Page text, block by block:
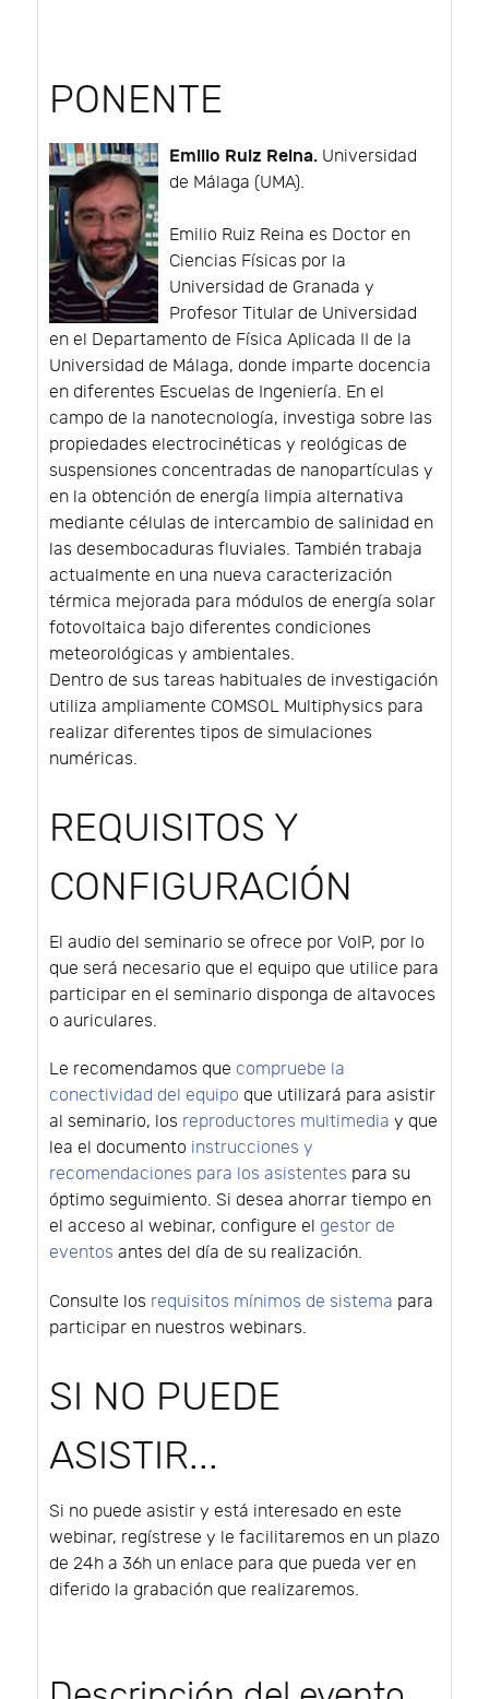
PONENTE
Emilio Ruiz Reina. Universidad
de Málaga (UMA).
Emilio Ruiz Reina es Doctor en
Ciencias Físicas por la
Universidad de Granada y
Profesor Titular de Universidad
en el Departamento de Física Aplicada II de la
Universidad de Málaga, donde imparte docencia
en diferentes Escuelas de Ingeniería. En el
campo de la nanotecnología, investiga sobre las
propiedades electrocinéticas y reológicas de
suspensiones concentradas de nanopartículas y
en la obtención de energía limpia alternativa
mediante células de intercambio de salinidad en
las desembocaduras fluviales. También trabaja
actualmente en una nueva caracterización
térmica mejorada para módulos de energía solar
fotovoltaica bajo diferentes condiciones
meteorológicas y ambientales.
Dentro de sus tareas habituales de investigación
utiliza ampliamente COMSOL Multiphysics para
realizar diferentes tipos de simulaciones
numéricas.
REQUISITOS Y
CONFIGURACIÓN
El audio del seminario se ofrece por VoIP, por lo
que será necesario que el equipo que utilice para
participar en el seminario disponga de altavoces
o auriculares.
Le recomendamos que compruebe la
conectividad del equipo que utilizará para asistir
al seminario, los reproductores multimedia y que
lea el documento instrucciones y
recomendaciones para los asistentes para su
óptimo seguimiento. Si desea ahorrar tiempo en
el acceso al webinar, configure el gestor de
eventos antes del día de su realización.
Consulte los requisitos mínimos de sistema para
participar en nuestros webinars.
SI NO PUEDE
ASISTIR...
Si no puede asistir y está interesado en este
webinar, regístrese y le facilitaremos en un plazo
de 24h a 36h un enlace para que pueda ver en
diferido la grabación que realizaremos.